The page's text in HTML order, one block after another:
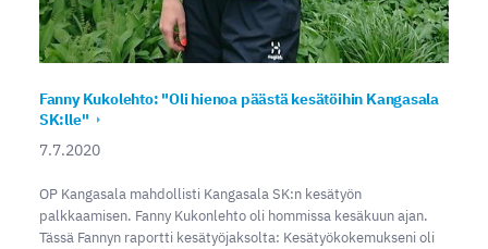
Fanny Kukolehto: "Oli hienoa päästä kesätöihin Kangasala
SK:lle"
7.7.2020
OP Kangasala mahdollisti Kangasala SK:n kesätyön
palkkaamisen. Fanny Kukonlehto oli hommissa kesäkuun ajan.
Tässä Fannyn raportti kesätyöjaksolta: Kesätyökokemukseni oli